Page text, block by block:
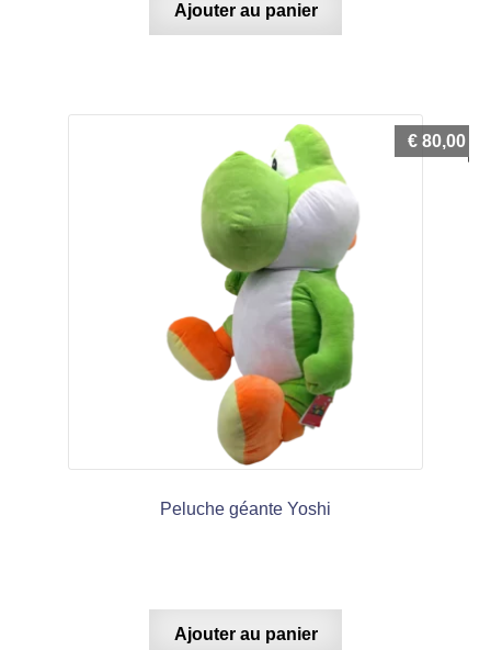
Ajouter au panier
Peluche géante Yoshi
€ 80,00
Ajouter au panier